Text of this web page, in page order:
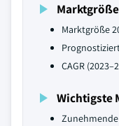
Marktgröße
CAGR
Wichtigste